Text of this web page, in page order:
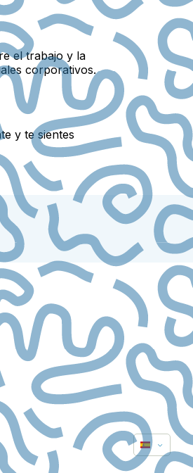
el trabajo y la
corporativos.
y te sientes